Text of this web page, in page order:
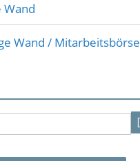
Wand
Wand / Mitarbeitsbörse